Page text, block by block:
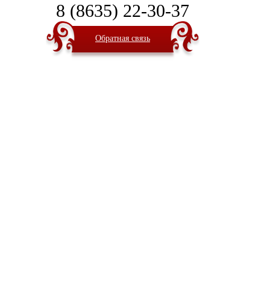
8 (8635) 22-30-37
Обратная связь